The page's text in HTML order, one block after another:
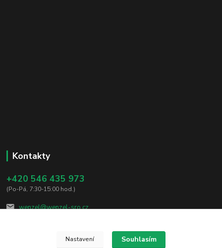
Kontakty
+420 546 435 973
(Po-Pá, 7:30-15:00 hod.)
wenzel@wenzel-sro.cz
Nastavení Souhlasím